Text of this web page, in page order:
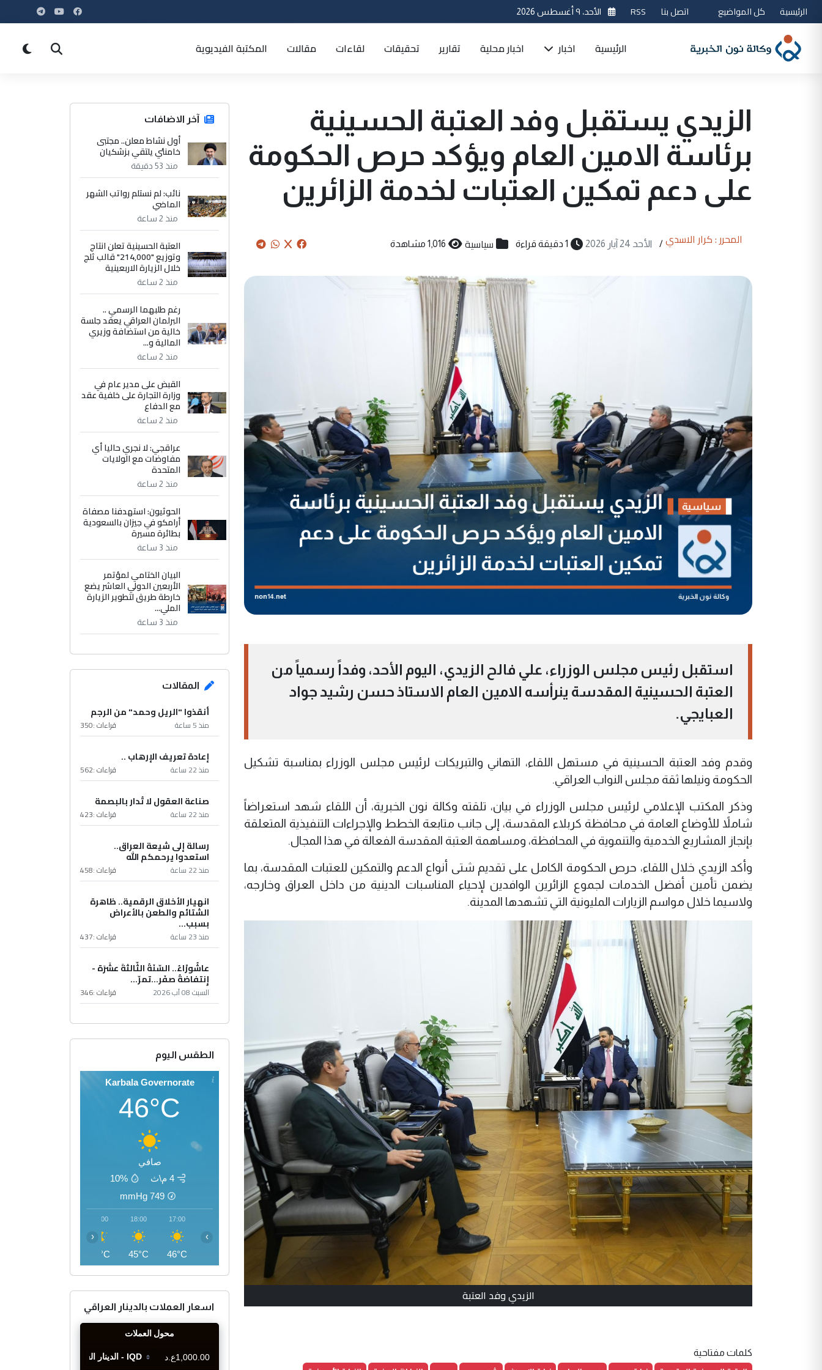
الرئيسية كل المواضيع اتصل بنا RSS الأحد، ٩ أغسطس 2026
الرئيسية اخبار اخبار محلية تقارير تحقيقات لقاءات مقالات المكتبة الفيديوية
الزيدي يستقبل وفد العتبة الحسينية
برئاسة الامين العام ويؤكد حرص الحكومة
على دعم تمكين العتبات لخدمة الزائرين
المحرر : كرار الاسدي / الأحد 24 آيار 2026 1 دقيقة قراءة سياسية 1,016 مشاهدة
استقبل رئيس مجلس الوزراء، علي فالح الزيدي، اليوم الأحد، وفداً رسمياً من
العتبة الحسينية المقدسة ينرأسه الامين العام الاستاذ حسن رشيد جواد
العبايجي.
وقدم وفد العتبة الحسينية في مستهل اللقاء، التهاني والتبريكات لرئيس مجلس الوزراء بمناسبة تشكيل
الحكومة ونيلها ثقة مجلس النواب العراقي.
وذكر المكتب الإعلامي لرئيس مجلس الوزراء في بيان، تلقته وكالة نون الخبرية، أن اللقاء شهد استعراضاً
شاملاً للأوضاع العامة في محافظة كربلاء المقدسة، إلى جانب متابعة الخطط والإجراءات التنفيذية المتعلقة
بإنجاز المشاريع الخدمية والتنموية في المحافظة، ومساهمة العتبة المقدسة الفعالة في هذا المجال.
وأكد الزيدي خلال اللقاء، حرص الحكومة الكامل على تقديم شتى أنواع الدعم والتمكين للعتبات المقدسة، بما
يضمن تأمين أفضل الخدمات لجموع الزائرين الوافدين لإحياء المناسبات الدينية من داخل العراق وخارجه،
ولاسيما خلال مواسم الزيارات المليونية التي تشهدها المدينة.
الزيدي وفد العتبة
كلمات مفتاحية
آخر الاضافات
أول نشاط معلن.. مجتبى
خامنئي يلتقي بزشكيان
منذ 53 دقيقة
نائب: لم نستلم رواتب الشهر
الماضي
منذ 2 ساعة
العتبة الحسينية تعلن انتاج
وتوزيع "214,000" قالب ثلج
خلال الزيارة الاربعينية
منذ 2 ساعة
رغم طلبهما الرسمي ..
البرلمان العراقي يعقد جلسة
خالية من استضافة وزيري
المالية و...
منذ 2 ساعة
القبض على مدير عام في
وزارة التجارة على خلفية عقد
مع الدفاع
منذ 2 ساعة
عراقجي: لا نجري حاليا أي
مفاوضات مع الولايات
المتحدة
منذ 2 ساعة
الحوثيون: استهدفنا مصفاة
أرامكو في جيزان بالسعودية
بطائرة مسيرة
منذ 3 ساعة
البيان الختامي لمؤتمر
الأربعين الدولي العاشر يضع
خارطة طريق لتطوير الزيارة
الملي...
منذ 3 ساعة
المقالات
أنقذوا "الريل وحمد" من الرجم
منذ 5 ساعة قراءات :350
إعادة تعريف الإرهاب ..
منذ 22 ساعة قراءات :562
صناعة العقول لا تُدار بالبصمة
منذ 22 ساعة قراءات :423
رسالة إلى شيعة العراق..
استعدوا يرحمكم الله
منذ 22 ساعة قراءات :458
انهيار الأخلاق الرقمية.. ظاهرة
الشتائم والطعن بالأعراض
بسبب...
منذ 23 ساعة قراءات :437
عاشُورْاءُ.. السّنَةُ الثّالثةَ عشَرَة -
إِنتفاضةُ صفَر…تمرّ...
السبت 08 آب 2026 قراءات :346
الطقس اليوم
Karbala Governorate
46°C
صافي
4 م\ث
10%
749
mmHg
17:00
46°C
18:00
45°C
19:00
43°C
‹ ›
اسعار العملات بالدينار العراقي